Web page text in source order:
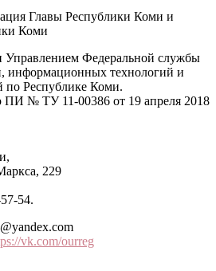
Главы Республики Коми и
Коми
Управлением Федеральной службы
информационных технологий и
по Республике Коми.
ПИ № ТУ 11-00386 от 19 апреля 2018
229
54.
vk.com/ourreg